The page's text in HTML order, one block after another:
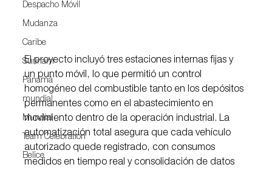
Despacho Móvil
Mudanza
Caribe
Surinam
Panamá
mundial
Mundial
Team Celebration
Belice
El proyecto incluyó tres estaciones internas fijas y
un punto móvil, lo que permitió un control
homogéneo del combustible tanto en los depósitos
permanentes como en el abastecimiento en
movimiento dentro de la operación industrial. La
automatización total asegura que cada vehículo
autorizado quede registrado, con consumos
medidos en tiempo real y consolidación de datos